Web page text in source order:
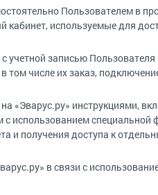
Пользователем в
кабинет, используемые для
учетной записью Пользователя
числе их заказ,
«Эварус.ру» инструкциями,
использованием специальной
и получения доступа к
в связи с